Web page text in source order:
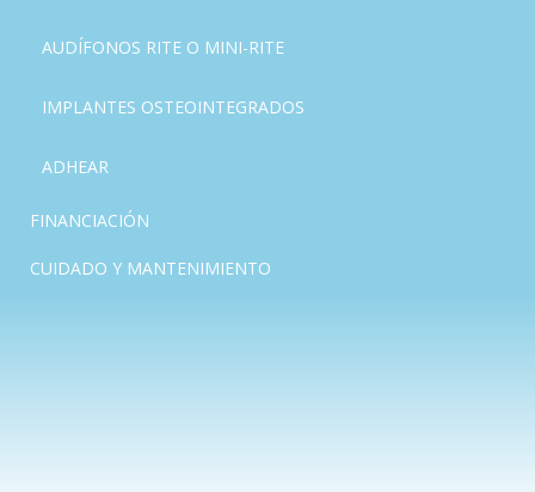
AUDÍFONOS RITE O MINI-RITE
IMPLANTES OSTEOINTEGRADOS
ADHEAR
FINANCIACIÓN
CUIDADO Y MANTENIMIENTO